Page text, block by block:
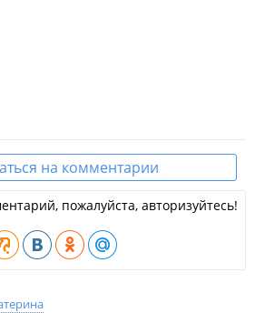
на комментарии
пожалуйста, авторизуйтесь!